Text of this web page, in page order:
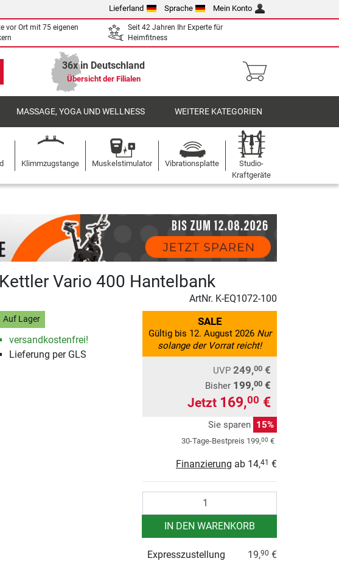
Lieferland Sprache Mein Konto
vor Ort mit 75 eigenen
Seit 42 Jahren Ihr Experte für
Heimfitness
36x in Deutschland
Übersicht der Filialen
MASSAGE, YOGA UND WELLNESS WEITERE KATEGORIEN
Klimmzugstange Muskelstimulator Vibrationsplatte
Studio-
Kraftgeräte
Kettler Vario 400 Hantelbank
ArtNr. K-EQ1072-100
Auf Lager
versandkostenfrei!
Lieferung per GLS
SALE
Gültig bis 12. August 2026 Nur
solange der Vorrat reicht!
UVP 249,00 €
Bisher 199,00 €
Jetzt 169,00 €
Sie sparen 15%
30-Tage-Bestpreis 199,00 €
Finanzierung ab 14,41 €
IN DEN WARENKORB
Expresszustellung 19,90 €